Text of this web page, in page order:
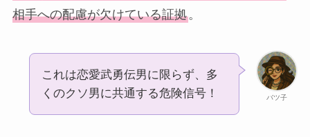
相手への配慮が欠けている証拠。
バツ子
これは恋愛武勇伝男に限らず、多
くのクソ男に共通する危険信号！